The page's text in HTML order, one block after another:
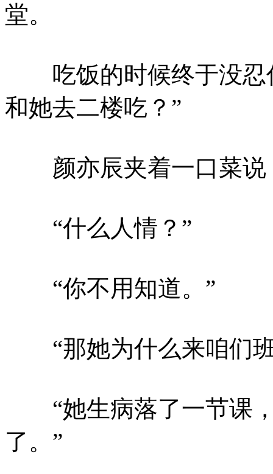
堂。
吃饭的时候终于没忍
和她去二楼吃？”
颜亦辰夹着一口菜说
“什么人情？”
“你不用知道。”
“那她为什么来咱们班
“她生病落了一节课，
了。”